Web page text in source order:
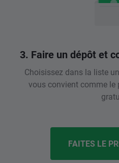
3. Faire un dépôt et
Choisissez dans la liste
vous convient comme
FAITES LE